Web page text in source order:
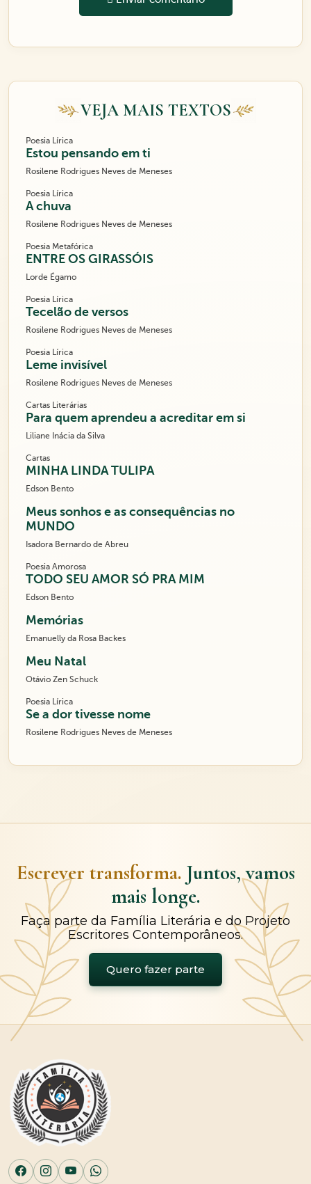
VEJA MAIS TEXTOS
Poesia Lírica
Estou pensando em ti
Rosilene Rodrigues Neves de Meneses
Poesia Lírica
A chuva
Rosilene Rodrigues Neves de Meneses
Poesia Metafórica
ENTRE OS GIRASSÓIS
Lorde Égamo
Poesia Lírica
Tecelão de versos
Rosilene Rodrigues Neves de Meneses
Poesia Lírica
Leme invisível
Rosilene Rodrigues Neves de Meneses
Cartas Literárias
Para quem aprendeu a acreditar em si
Liliane Inácia da Silva
Cartas
MINHA LINDA TULIPA
Edson Bento
Meus sonhos e as consequências no
MUNDO
Isadora Bernardo de Abreu
Poesia Amorosa
TODO SEU AMOR SÓ PRA MIM
Edson Bento
Memórias
Emanuelly da Rosa Backes
Meu Natal
Otávio Zen Schuck
Poesia Lírica
Se a dor tivesse nome
Rosilene Rodrigues Neves de Meneses
Escrever transforma. Juntos, vamos
mais longe.
Faça parte da Família Literária e do Projeto
Escritores Contemporâneos.
Quero fazer parte